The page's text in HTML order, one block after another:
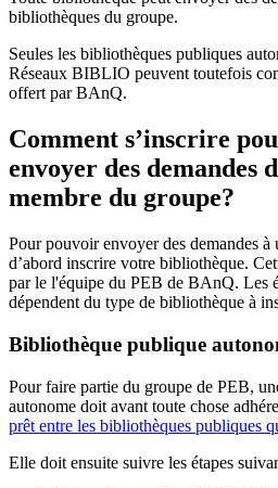
bibliothèques du groupe.
Seules les bibliothèques publiques
Réseaux BIBLIO peuvent toutefois
offert par BAnQ.
Comment s’inscrire
envoyer des demandes
membre du groupe?
Pour pouvoir envoyer des demandes
d’abord inscrire votre bibliothèque.
par le l'équipe du PEB de BAnQ. Les
dépendent du type de bibliothèque à
Bibliothèque publique
Pour faire partie du groupe de PEB,
autonome doit avant toute chose
prêt entre les bibliothèques publiques
Elle doit ensuite suivre les étapes